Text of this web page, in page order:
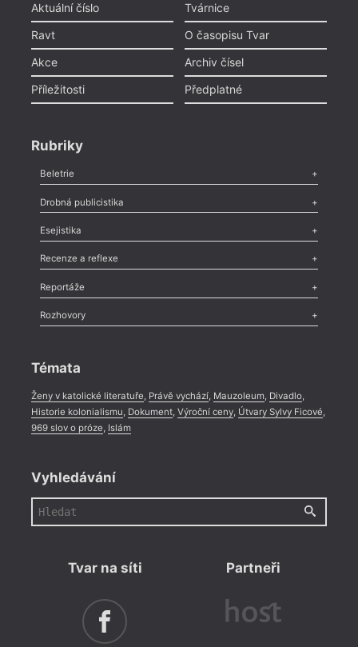
Aktuální číslo
Ravt
Akce
Příležitosti
Tvárnice
O časopisu Tvar
Archiv čísel
Předplatné
Rubriky
Beletrie
Poezie,Próza,Dokumenty
Drobná publicistika
Odlesk
Nekrolog,Glosa,Sloupek,Pozvánka,Literární soutěž,
Esejistika
Esej ,Pádlo,Úvaha
Recenze a reflexe
Recenze
Méně slov o próze,Celá rubrika
Reportáže
Literární zítřky
Celá rubrika
Rozhovory
Témata
Ženy v katolické literatuře, Právě vychází, Mauzoleum, Divadlo,
Historie kolonialismu, Dokument, Výroční ceny, Útvary Sylvy Ficové,
969 slov o próze, Islám
Vyhledávání
Tvar na síti Partneři